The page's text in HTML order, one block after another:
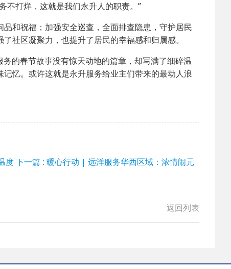
不打烊，这就是我们永升人的职责。”
和祝福；加强安全巡查，全面排查隐患，守护居民
社区凝聚力，也提升了居民的幸福感和归属感。
的春节故事没有惊天动地的篇章，却写满了细碎温
忆。或许这就是永升服务给业主们带来的最动人浪
度下一篇 : 暖心行动 | 远洋服务华西区域：浓情闹元
返回列表